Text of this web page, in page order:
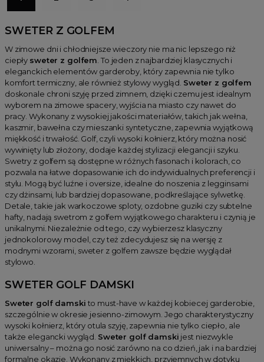
SWETER Z GOLFEM
W zimowe dni i chłodniejsze wieczory nie ma nic lepszego niż
ciepły sweter z golfem . To jeden z najbardziej klasycznych i
eleganckich elementów garderoby, który zapewnia nie tylko
komfort termiczny, ale również stylowy wygląd. Sweter z golfem
doskonale chroni szyję przed zimnem, dzięki czemu jest idealnym
wyborem na zimowe spacery, wyjścia na miasto czy nawet do
pracy. Wykonany z wysokiej jakości materiałów, takich jak wełna,
kaszmir, bawełna czy mieszanki syntetyczne, zapewnia wyjątkową
miękkość i trwałość. Golf, czyli wysoki kołnierz, który można nosić
wywinięty lub złożony, dodaje każdej stylizacji elegancji i szyku.
Swetry z golfem są dostępne w różnych fasonach i kolorach, co
pozwala na łatwe dopasowanie ich do indywidualnych preferencji i
stylu. Mogą być luźne i oversize, idealne do noszenia z legginsami
czy dżinsami, lub bardziej dopasowane, podkreślające sylwetkę.
Detale, takie jak warkoczowe sploty, ozdobne guziki czy subtelne
hafty, nadają swetrom z golfem wyjątkowego charakteru i czynią je
unikalnymi. Niezależnie od tego, czy wybierzesz klasyczny
jednokolorowy model, czy też zdecydujesz się na wersję z
modnymi wzorami, sweter z golfem zawsze będzie wyglądał
stylowo.
SWETER GOLF DAMSKI
Sweter golf damski to must-have w każdej kobiecej garderobie,
szczególnie w okresie jesienno-zimowym. Jego charakterystyczny
wysoki kołnierz, który otula szyję, zapewnia nie tylko ciepło, ale
także elegancki wygląd. Sweter golf damski jest niezwykle
uniwersalny – można go nosić zarówno na co dzień, jak i na bardziej
formalne okazje. Wykonany z miękkich, przyjemnych w dotyku